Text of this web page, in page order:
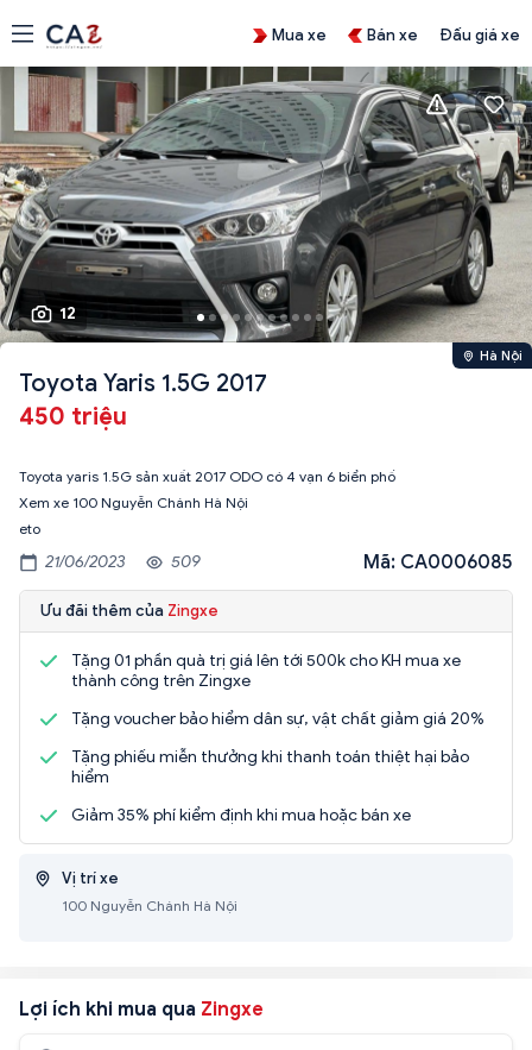
Mua xe Bán xe Đấu giá xe
12
Hà Nội
Toyota Yaris 1.5G 2017
450 triệu
Toyota yaris 1.5G sản xuất 2017 ODO có 4 vạn 6 biển phố
Xem xe 100 Nguyễn Chánh Hà Nội
eto
21/06/2023 509 Mã: CA0006085
Ưu đãi thêm của Zingxe
Tặng 01 phần quà trị giá lên tới 500k cho KH mua xe
thành công trên Zingxe
Tặng voucher bảo hiểm dân sự, vật chất giảm giá 20%
Tặng phiếu miễn thưởng khi thanh toán thiệt hại bảo
hiểm
Giảm 35% phí kiểm định khi mua hoặc bán xe
Vị trí xe
100 Nguyễn Chánh Hà Nội
Lợi ích khi mua qua Zingxe